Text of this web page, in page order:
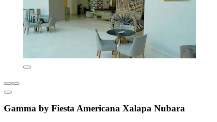
Gamma by Fiesta Americana Xalapa Nubara